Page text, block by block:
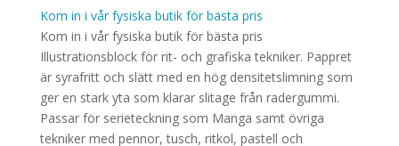
Kom in i vår fysiska butik för bästa pris
Kom in i vår fysiska butik för bästa pris
Illustrationsblock för rit- och grafiska tekniker. Pappret
är syrafritt och slätt med en hög densitetslimning som
ger en stark yta som klarar slitage från radergummi.
Passar för serieteckning som Manga samt övriga
tekniker med pennor, tusch, ritkol, pastell och